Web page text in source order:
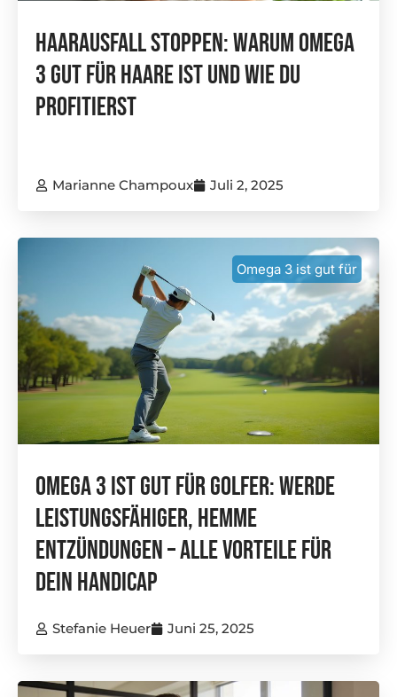
Haarausfall Stoppen: Warum Omega
3 Gut Für Haare Ist Und Wie Du
Profitierst
Marianne Champoux Juli 2, 2025
Omega 3 ist gut für
Omega 3 Ist Gut Für Golfer: Werde
Leistungsfähiger, Hemme
Entzündungen – Alle Vorteile Für
Dein Handicap
Stefanie Heuer Juni 25, 2025